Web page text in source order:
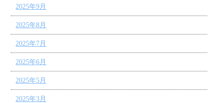
2025年9月
2025年8月
2025年7月
2025年6月
2025年5月
2025年3月